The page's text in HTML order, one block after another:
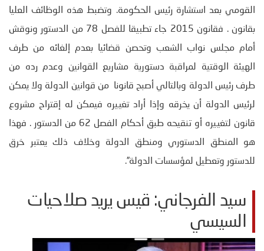
القومي بعد استشارة رئيس الحكومة. وتضبط هذه الوظائف العليا
بقانون . فقانون 2015 جاء تطبيقا للفصل 78 من الدستور ونوقش
أمام مجلس نواب الشعب وتحصن قضائيا بعدم إلغائه من طرف
الهيئة الوقتية لمراقبة دستورية مشاريع القوانين وعدم رده من
طرف رئيس الدولة وبالتالي أصبح قانونا من قوانين الدولة ولا يمكن
لرئيس الدولة أن يخرقه وإذا أراد تغييره فيمكن له إقتراح مشروع
قانون لتغييره أو تنقيحه طبق أحكام الفصل 62 من الدستور . فهذا
هو المنطق الدستوري ومنطق الدولة وخلاف ذلك يعتبر خرق
للدستور وتعطيل لمؤسسات الدولة”.
سيد الفرجاني: قيس يريد صلاحيات
السيسي